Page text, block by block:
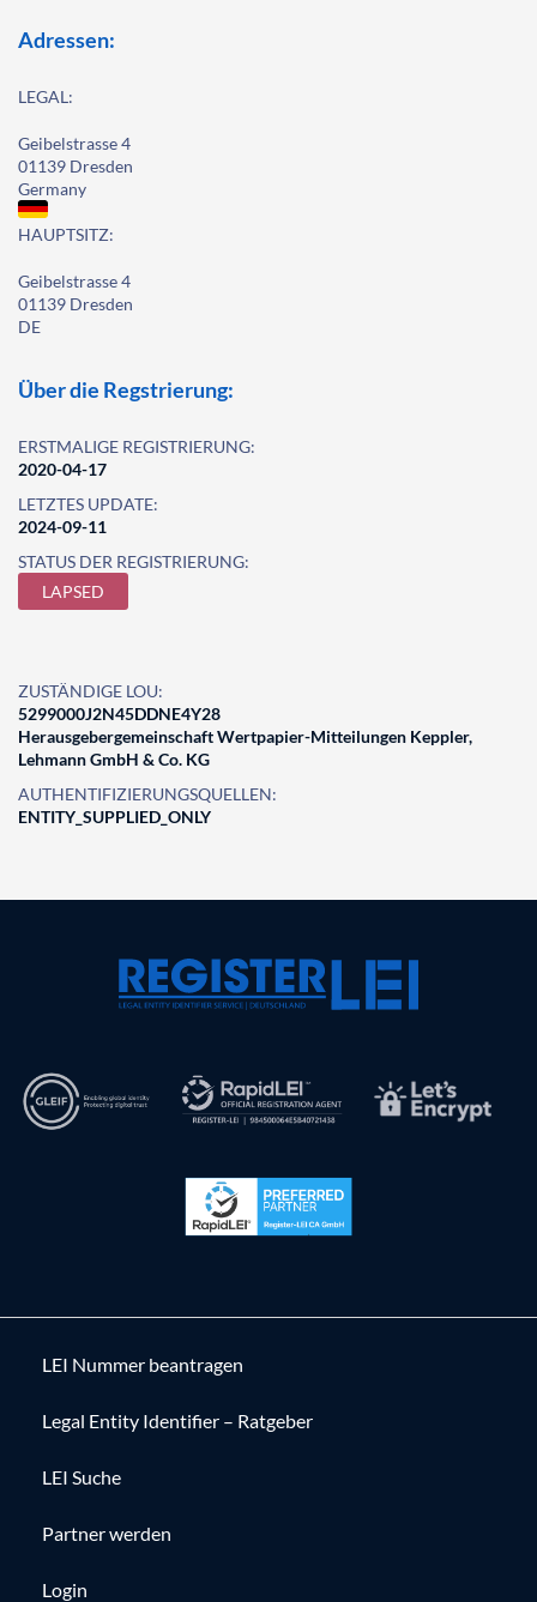
Adressen:
LEGAL:
Geibelstrasse 4
01139 Dresden
Germany
HAUPTSITZ:
Geibelstrasse 4
01139 Dresden
DE
Über die Regstrierung:
ERSTMALIGE REGISTRIERUNG:
2020-04-17
LETZTES UPDATE:
2024-09-11
STATUS DER REGISTRIERUNG:
LAPSED
ZUSTÄNDIGE LOU:
5299000J2N45DDNE4Y28
Herausgebergemeinschaft Wertpapier-Mitteilungen Keppler,
Lehmann GmbH & Co. KG
AUTHENTIFIZIERUNGSQUELLEN:
ENTITY_SUPPLIED_ONLY
LEI Nummer beantragen
Legal Entity Identifier – Ratgeber
LEI Suche
Partner werden
Login